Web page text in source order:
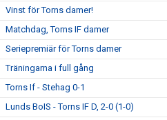
Vinst för Torns damer!
Matchdag, Torns IF damer
Seriepremiär för Torns damer
Träningarna i full gång
Torns If - Stehag 0-1
Lunds BoIS - Torns IF D, 2-0 (1-0)